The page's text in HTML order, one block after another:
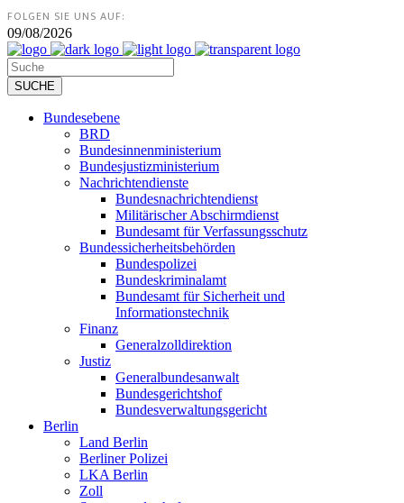
FOLGEN SIE UNS AUF:
09/08/2026
Bundesebene
BRD
Bundesinnenministerium
Bundesjustizministerium
Nachrichtendienste
Bundesnachrichtendienst
Militärischer Abschirmdienst
Bundesamt für Verfassungsschutz
Bundessicherheitsbehörden
Bundespolizei
Bundeskriminalamt
Bundesamt für Sicherheit und
Informationstechnik
Finanz
Generalzolldirektion
Justiz
Generalbundesanwalt
Bundesgerichtshof
Bundesverwaltungsgericht
Berlin
Land Berlin
Berliner Polizei
LKA Berlin
Zoll